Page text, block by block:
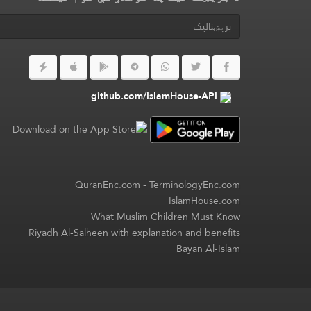
github.com/IslamHouse-API
QuranEnc.com-TerminologyEnc.com
IslamHouse.com
What Muslim Children Must Know
Riyadh Al-Salheen with explanation and benefits
Bayan Al-Islam